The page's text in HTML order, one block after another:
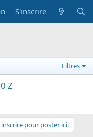
S'inscrire
Filtres
Z
pour poster ici.